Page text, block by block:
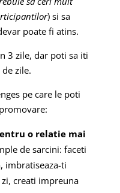
) si sa
poate fi atins.
3 zile, dar poti sa iti
zile.
pe care le poti
o relatie mai
de sarcini: faceti
imbratiseaza-ti
creati impreuna